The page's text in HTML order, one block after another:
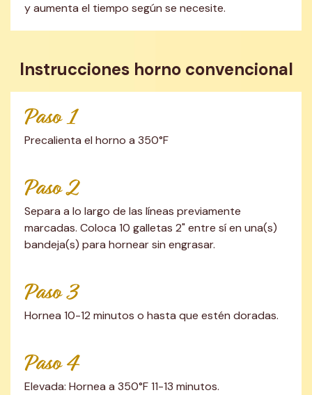
y aumenta el tiempo según se necesite.
Instrucciones horno convencional
Paso 1
Precalienta el horno a 350°F
Paso 2
Separa a lo largo de las líneas previamente
marcadas. Coloca 10 galletas 2" entre sí en una(s)
bandeja(s) para hornear sin engrasar.
Paso 3
Hornea 10-12 minutos o hasta que estén doradas.
Paso 4
Elevada: Hornea a 350°F 11-13 minutos.